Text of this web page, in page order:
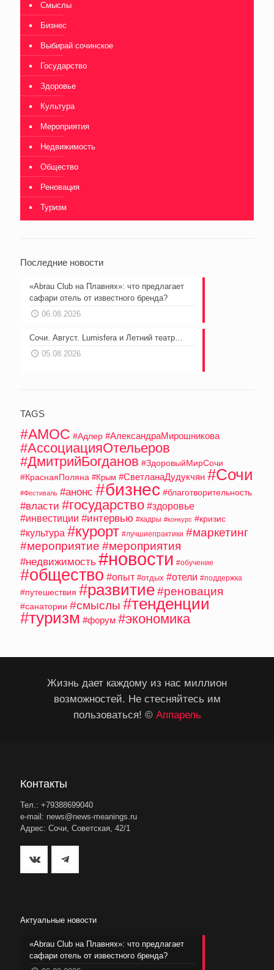
Смыслы
Бизнес
Выбирай сочинское
Государство
Здоровье
Культура
Мероприятия
Недвижимость
Общество
Реновация
Туризм
Последние новости
«Abrau Club на Плавнях»: что предлагает
сафари отель от известного бренда?
06.08.2026
Сочи. Август. Lumisfera и Летний театр…
05.08.2026
TAGS
#АМОС #Адлер #АлександраМирошникова
#АссоциацияОтельеров
#ДмитрийБогданов #ЗдоровыйМирСочи
#КраснаяПоляна #Крым #СветланаДудукчян #Сочи
#Фестиваль #анонс #бизнес #благотворительность
#власти #государство #здоровье
#инвестиции #интервью #кадры #конкурс #кризис
#культура #курорт #лучшиепрактики #маркетинг
#мероприятие #мероприятия
#недвижимость #новости #обучение
#общество #опыт #отдых #отели #поддержка
#путешествия #развитие#реновация
#санатории #смыслы #тенденции
#туризм #форум #экономика
Жизнь дает каждому из нас миллион
возможностей. Не стесняйтесь им
пользоваться! © Аппарель
Контакты
Тел.: +79388699040
e-mail: news@news-meanings.ru
Адрес: Сочи, Советская, 42/1
Актуальные новости
«Abrau Club на Плавнях»: что предлагает
сафари отель от известного бренда?